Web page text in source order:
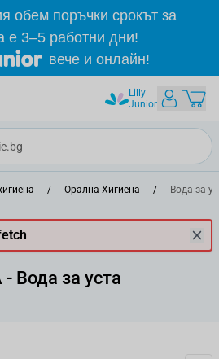
обем поръчки срокът за
е 3–5 работни дни!
вече и онлайн!
Lilly
Junior
/ Орална Хигиена / Вода за
- Вода за уста